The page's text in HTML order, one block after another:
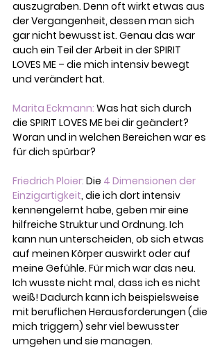
auszugraben. Denn oft wirkt etwas aus
der Vergangenheit, dessen man sich
gar nicht bewusst ist. Genau das war
auch ein Teil der Arbeit in der SPIRIT
LOVES ME – die mich intensiv bewegt
und verändert hat.
Marita Eckmann: Was hat sich durch
die SPIRIT LOVES ME bei dir geändert?
Woran und in welchen Bereichen war es
für dich spürbar?
Friedrich Ploier: Die 4 Dimensionen der
Einzigartigkeit, die ich dort intensiv
kennengelernt habe, geben mir eine
hilfreiche Struktur und Ordnung. Ich
kann nun unterscheiden, ob sich etwas
auf meinen Körper auswirkt oder auf
meine Gefühle. Für mich war das neu.
Ich wusste nicht mal, dass ich es nicht
weiß! Dadurch kann ich beispielsweise
mit beruflichen Herausforderungen (die
mich triggern) sehr viel bewusster
umgehen und sie managen.